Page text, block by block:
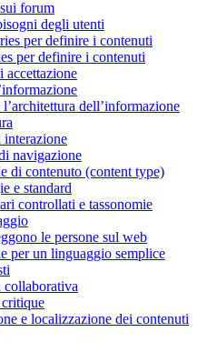
forum
degli utenti
per definire i contenuti
per definire i contenuti
accettazione
dell’informazione
navigazione
di contenuto (content type)
e standard
controllati e tassonomie
le persone sul web
per un linguaggio semplice
collaborativa
e localizzazione dei contenuti